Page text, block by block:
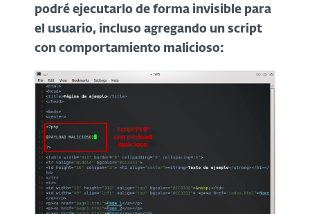
podré ejecutarlo de forma invisible para
el usuario, incluso agregando un script
con comportamiento malicioso: